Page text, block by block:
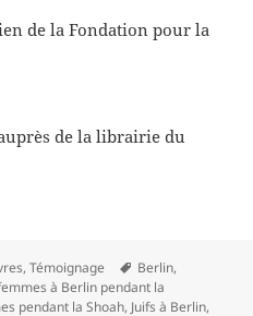
de la Fondation pour la
de la librairie du
,Témoignage
Mots-
clés
Berlin,
à Berlin pendant la
pendant la Shoah, Juifs à Berlin,